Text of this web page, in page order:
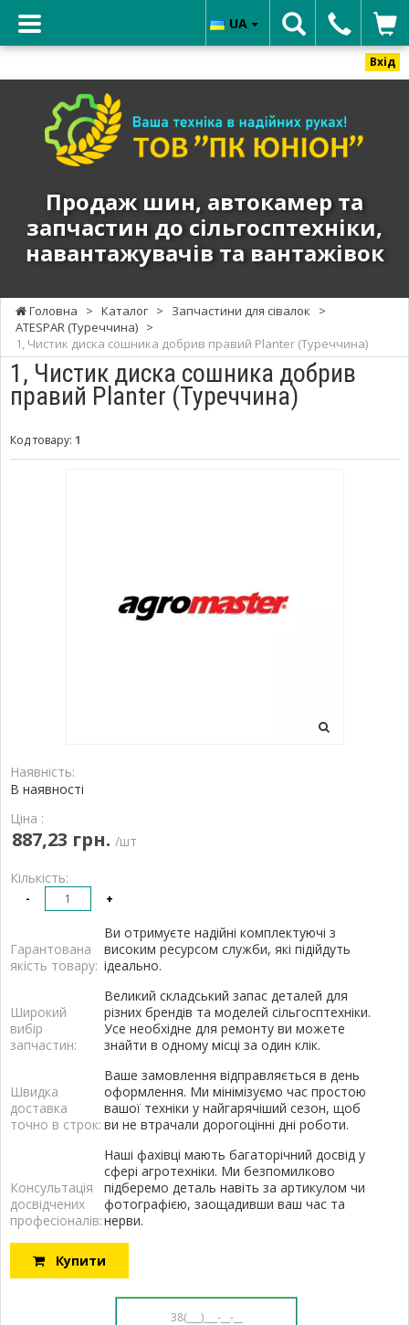
Вхід
ЮНИОН"
автокамер
до
сільгосптехніки,
навантажувачів
та
вантажівок
Продаж шин, автокамер та
запчастин до сільгосптехніки,
навантажувачів та вантажівок
UA
Головна > Каталог > Запчастини для сівалок
>
ATESPAR (Туреччина) >
1, Чистик диска сошника добрив правий Planter (Туреччина)
1, Чистик диска сошника добрив
правий Planter (Туреччина)
Код товару: 1
Наявність:
В наявності
Ціна :
887,23 грн. /шт
Кількість:
- +
Гарантована
якість товару:
Ви отримуєте надійні комплектуючі з
високим ресурсом служби, які підійдуть
ідеально.
Широкий
вибір
запчастин:
Великий складський запас деталей для
різних брендів та моделей сільгосптехніки.
Усе необхідне для ремонту ви можете
знайти в одному місці за один клік.
Швидка
доставка
точно в строк:
Ваше замовлення відправляється в день
оформлення. Ми мінімізуємо час простою
вашої техніки у найгарячіший сезон, щоб
ви не втрачали дорогоцінні дні роботи.
Консультація
досвідчених
професіоналів:
Наші фахівці мають багаторічний досвід у
сфері агротехніки. Ми безпомилково
підберемо деталь навіть за артикулом чи
фотографією, заощадивши ваш час та
нерви.
Купити